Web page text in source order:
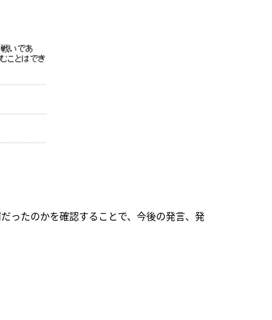
ったのかを確認することで、今後の発言、発